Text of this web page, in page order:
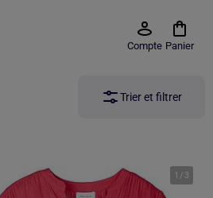
Compte Panier
Trier et filtrer
1 / 3